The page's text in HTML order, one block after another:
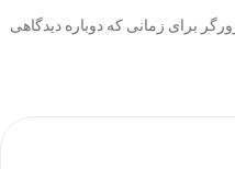
برای زمانی که دوباره دیدگاهی